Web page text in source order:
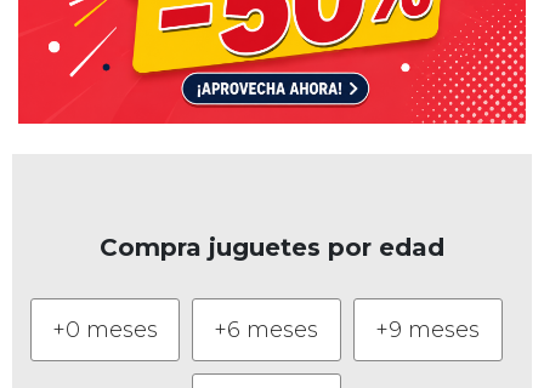
Compra juguetes por edad
+0 meses +6 meses +9 meses